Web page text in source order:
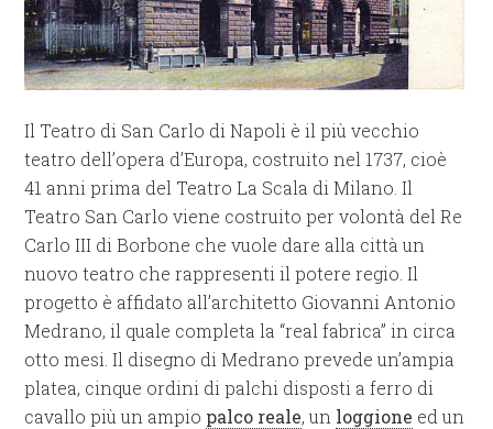
Il Teatro di San Carlo di Napoli è il più vecchio
teatro dell’opera d’Europa, costruito nel 1737, cioè
41 anni prima del Teatro La Scala di Milano. Il
Teatro San Carlo viene costruito per volontà del Re
Carlo III di Borbone che vuole dare alla città un
nuovo teatro che rappresenti il potere regio. Il
progetto è affidato all’architetto Giovanni Antonio
Medrano, il quale completa la “real fabrica” in circa
otto mesi. Il disegno di Medrano prevede un’ampia
platea, cinque ordini di palchi disposti a ferro di
cavallo più un ampio palco reale, un loggione ed un